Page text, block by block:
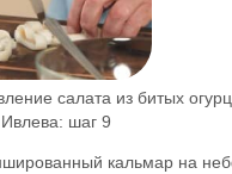
салата из битых
шаг 9
кальмар на